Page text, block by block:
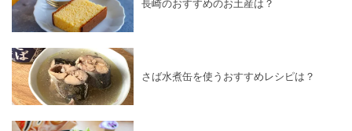
長崎のおすすめのお土産は？
さば水煮缶を使うおすすめレシピは？